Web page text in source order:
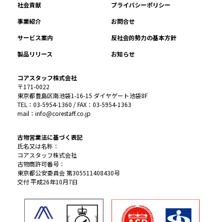
社会貢献
プライバシーポリシー
事業紹介
お問合せ
サービス案内
反社会的勢力の基本方針
製品リリース
お知らせ
コアスタッフ株式会社
〒171-0022
東京都豊島区南池袋1-16-15 ダイヤゲート池袋8F
TEL：03-5954-1360 / FAX：03-5954-1363
mail：info@corestaff.co.jp
古物営業法に基づく表記
氏名又は名称：
コアスタッフ株式会社
古物商許可番号：
東京都公安委員会 第305511408430号
交付 平成26年10月7日